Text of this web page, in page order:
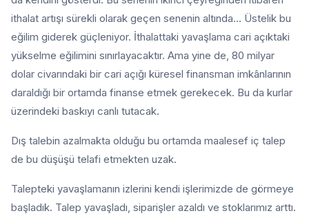
ithalat artışı sürekli olarak geçen senenin altında... Üstelik bu
eğilim giderek güçleniyor. İthalattaki yavaşlama cari açıktaki
yükselme eğilimini sınırlayacaktır. Ama yine de, 80 milyar
dolar civarındaki bir cari açığı küresel finansman imkânlarının
daraldığı bir ortamda finanse etmek gerekecek. Bu da kurlar
üzerindeki baskıyı canlı tutacak.
Dış talebin azalmakta olduğu bu ortamda maalesef iç talep
de bu düşüşü telafi etmekten uzak.
Talepteki yavaşlamanın izlerini kendi işlerimizde de görmeye
başladık. Talep yavaşladı, siparişler azaldı ve stoklarımız arttı.